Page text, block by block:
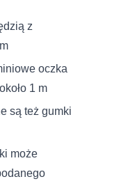
z
oczka
1 m
są też gumki
może